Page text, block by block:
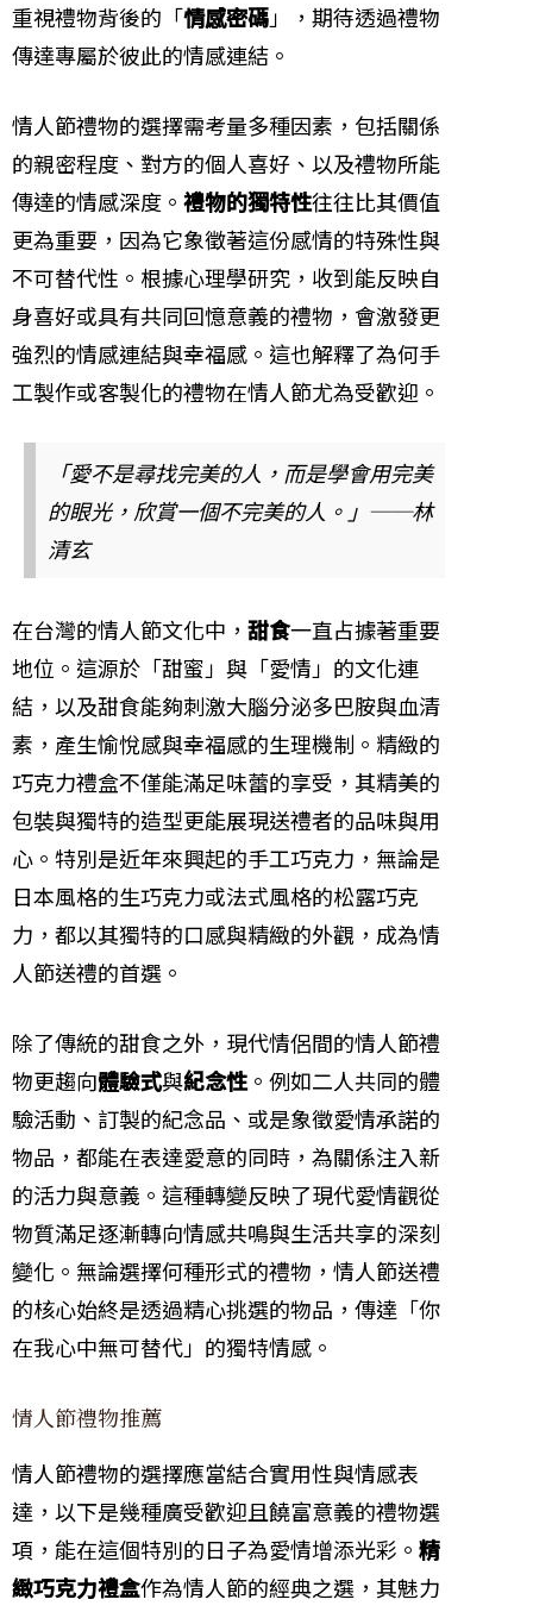
重視禮物背後的「情感密碼」，期待透過禮物
傳達專屬於彼此的情感連結。
情人節禮物的選擇需考量多種因素，包括關係
的親密程度、對方的個人喜好、以及禮物所能
傳達的情感深度。 禮物的獨特性往往比其價值
更為重要，因為它象徵著這份感情的特殊性與
不可替代性。根據心理學研究，收到能反映自
身喜好或具有共同回憶意義的禮物，會激發更
強烈的情感連結與幸福感。這也解釋了為何手
工製作或客製化的禮物在情人節尤為受歡迎。
「愛不是尋找完美的人，而是學會用完美
的眼光，欣賞一個不完美的人。」──林
清玄
在台灣的情人節文化中， 甜食一直占據著重要
地位。這源於「甜蜜」與「愛情」的文化連
結，以及甜食能夠刺激大腦分泌多巴胺與血清
素，產生愉悅感與幸福感的生理機制。精緻的
巧克力禮盒不僅能滿足味蕾的享受，其精美的
包裝與獨特的造型更能展現送禮者的品味與用
心。特別是近年來興起的手工巧克力，無論是
日本風格的生巧克力或法式風格的松露巧克
力，都以其獨特的口感與精緻的外觀，成為情
人節送禮的首選。
除了傳統的甜食之外，現代情侶間的情人節禮
物更趨向體驗式與紀念性。例如二人共同的體
驗活動、訂製的紀念品、或是象徵愛情承諾的
物品，都能在表達愛意的同時，為關係注入新
的活力與意義。這種轉變反映了現代愛情觀從
物質滿足逐漸轉向情感共鳴與生活共享的深刻
變化。無論選擇何種形式的禮物，情人節送禮
的核心始終是透過精心挑選的物品，傳達「你
在我心中無可替代」的獨特情感。
情人節禮物推薦
情人節禮物的選擇應當結合實用性與情感表
達，以下是幾種廣受歡迎且饒富意義的禮物選
項，能在這個特別的日子為愛情增添光彩。 精
緻巧克力禮盒作為情人節的經典之選，其魅力